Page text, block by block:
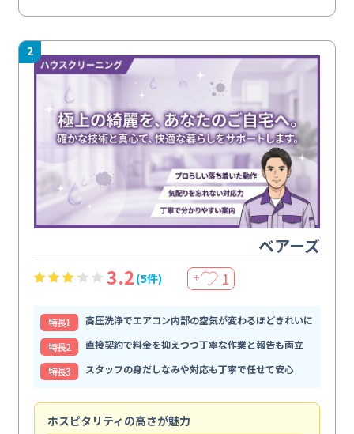
2
ベアーズ
3.2 (5件) ＋ 1
特⻑1
高圧洗浄でエアコン内部の空気が変わるほどきれいに
特⻑2
直接契約で料金を抑えつつ丁寧な作業と報告も両立
特⻑3
スタッフの身だしなみや対応も丁寧で任せて安心
ホスピタリティの高さが魅力